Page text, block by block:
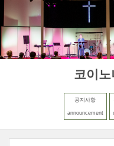
코이
공지사항
announcement